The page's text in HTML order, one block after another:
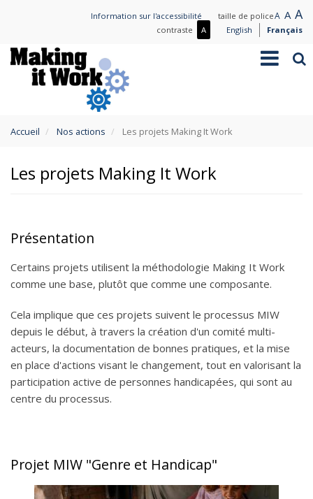
principal
Information sur l'accessibilité taille de policeA Small
text
A
text
A
contraste APlus
English Français
Toggle
are
Accueil Nos actions Les projets Making It Work
Les projets Making It Work
Présentation
Certains projets utilisent la méthodologie Making It Work
comme une base, plutôt que comme une composante.
Cela implique que ces projets suivent le processus MIW
depuis le début, à travers la création d'un comité multi-
acteurs, la documentation de bonnes pratiques, et la mise
en place d'actions visant le changement, tout en valorisant la
participation active de personnes handicapées, qui sont au
centre du processus.
Projet MIW "Genre et Handicap"